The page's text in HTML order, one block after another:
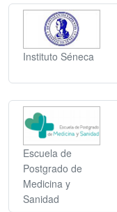
Instituto Séneca
Escuela de
Postgrado de
Medicina y
Sanidad